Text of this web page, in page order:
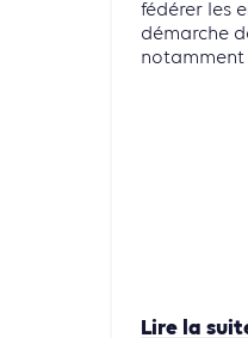
fédérer les
démarche
notamment
Lire la